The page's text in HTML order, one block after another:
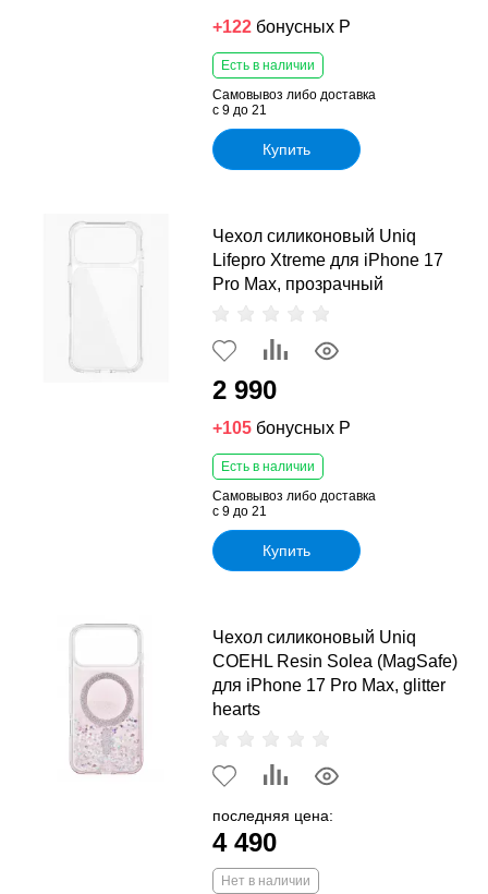
+122 бонусных Р
Есть в наличии
Самовывоз либо доставка
с 9 до 21
Купить
Чехол силиконовый Uniq
Lifepro Xtreme для iPhone 17
Pro Max, прозрачный
2 990
+105 бонусных Р
Есть в наличии
Самовывоз либо доставка
с 9 до 21
Купить
Чехол силиконовый Uniq
COEHL Resin Solea (MagSafe)
для iPhone 17 Pro Max, glitter
hearts
последняя цена:
4 490
Нет в наличии